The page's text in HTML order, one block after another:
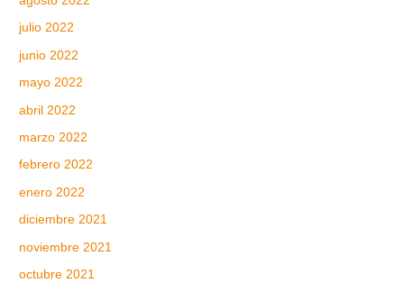
julio 2022
junio 2022
mayo 2022
abril 2022
marzo 2022
febrero 2022
enero 2022
diciembre 2021
noviembre 2021
octubre 2021